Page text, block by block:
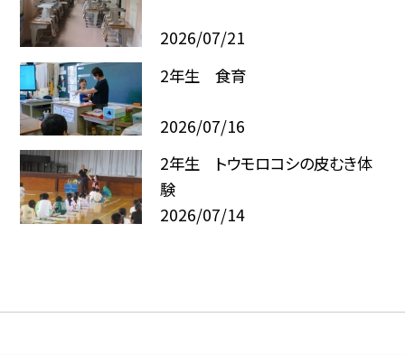
2026/07/21
2年生 食育
2026/07/16
2年生 トウモロコシの皮むき体
験
2026/07/14